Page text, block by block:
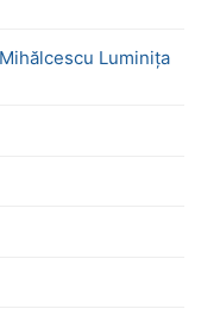
Luminița